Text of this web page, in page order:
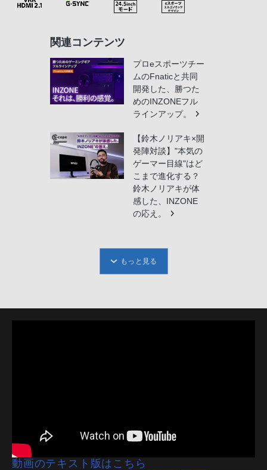
関連コンテンツ
プロeスポーツチー
ムのFnaticと共同
開発した、勝つた
めのINZONEフル
ラインアップ。
【鈴木ノリアキ×開
発陣対談】"本気の
ゲーマー目線"はど
こまで進化する？
鈴木ノリアキが体
感した、INZONE
の応え。
もっと見る
動画のテキスト版はこちら